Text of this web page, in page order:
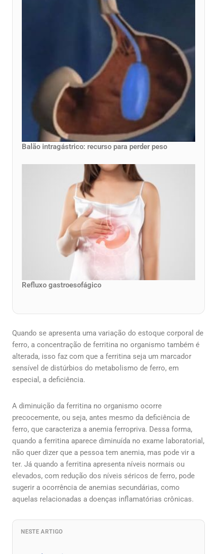
Balão intragástrico: recurso para perder peso
Refluxo gastroesofágico
Quando se apresenta uma variação do estoque corporal de
ferro, a concentração de ferritina no organismo também é
alterada, isso faz com que a ferritina seja um marcador
sensível de distúrbios do metabolismo de ferro, em
especial, a deficiência.
A diminuição da ferritina no organismo ocorre
precocemente, ou seja, antes mesmo da deficiência de
ferro, que caracteriza a anemia ferropriva. Dessa forma,
quando a ferritina aparece diminuída no exame laboratorial,
não quer dizer que a pessoa tem anemia, mas pode vir a
ter. Já quando a ferritina apresenta níveis normais ou
elevados, com redução dos níveis séricos de ferro, pode
sugerir a ocorrência de anemias secundárias, como
aquelas relacionadas a doenças inflamatórias crônicas.
NESTE ARTIGO